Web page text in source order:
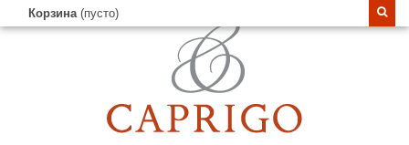
Корзина (пусто)